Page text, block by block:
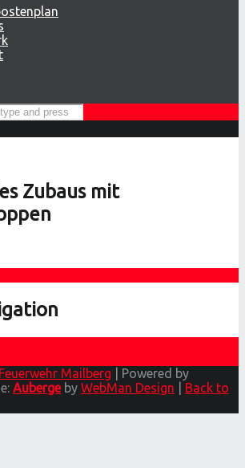
Zubaus mit
Mailberg
Powered by
Aubergeby WebMan Design
Back to